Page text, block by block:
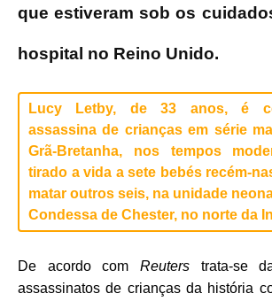
que estiveram sob os
hospital no Reino Unido.
Lucy Letby, de 33 anos, é
assassina de crianças em série
Grã-Bretanha, nos tempos
tirado a vida a sete bebés recém-
matar outros seis, na unidade
Condessa de Chester, no norte da
De acordo com Reuterstrata-se
assassinatos de crianças da história